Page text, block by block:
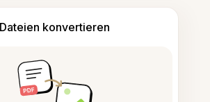
Dateien konvertieren